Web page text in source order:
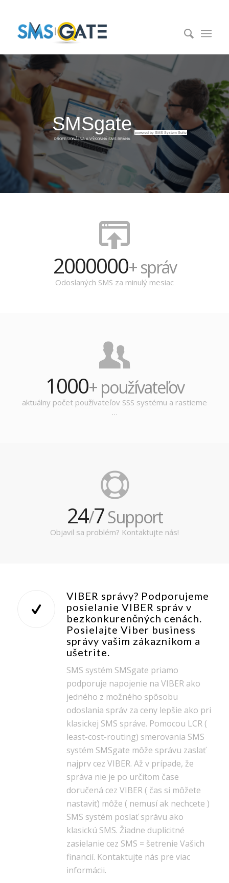
SMSgate
PROFESIONÁLNA A VÝKONNÁ SMS BRÁNA
powered by SMS System Suite
2000000+ správ
Odoslaných SMS za minulý mesiac
1000+ používateľov
aktuálny počet používateľov SSS systému a rastieme
…
24/7Support
Objavil sa problém? Kontaktujte nás!
VIBER správy? Podporujeme
posielanie VIBER správ v
bezkonkurenčných cenách.
Posielajte Viber business
správy vašim zákazníkom a
ušetrite.
SMS systém SMSgate priamo
podporuje napojenie na VIBER ako
jedného z možného spôsobu
odoslania správ za ceny lepšie ako pri
klasickej SMS správe. Pomocou LCR (
least-cost-routing) smerovania SMS
systém SMSgate môže správu zaslať
najprv cez VIBER. Až v prípade, že
správa nie je po určitom čase
doručená cez VIBER ( čas si môžete
nastaviť) môže ( nemusí ak nechcete )
SMS systém poslať správu ako
klasickú SMS. Žiadne duplicitné
zasielanie cez SMS = šetrenie Vašich
financií. Kontaktujte nás pre viac
informácii.